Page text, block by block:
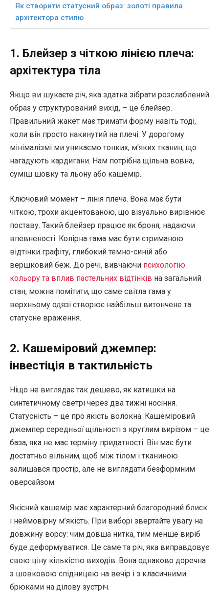
Як створити статусний образ: золоті правила
архітектора стилю
1. Блейзер з чіткою лінією плеча:
архітектура тіла
Якщо ви шукаєте річ, яка здатна зібрати розслаблений
образ у структурований вихід, – це блейзер.
Правильний жакет має тримати форму навіть тоді,
коли він просто накинутий на плечі. У дорогому
мінімалізмі ми уникаємо тонких, м’яких тканин, що
нагадують кардигани. Нам потрібна щільна вовна,
суміш шовку та льону або кашемір.
Ключовий момент – лінія плеча. Вона має бути
чіткою, трохи акцентованою, що візуально вирівнює
поставу. Такий блейзер працює як броня, надаючи
впевненості. Колірна гама має бути стриманою:
відтінки графіту, глибокий темно-синій або
вершковий беж. До речі, вивчаючи психологію
кольору та вплив пастельних відтінків на загальний
стан, можна помітити, що саме світла гама у
верхньому одязі створює найбільш витончене та
статусне враження.
2. Кашеміровий джемпер:
інвестіція в тактильність
Ніщо не виглядає так дешево, як катишки на
синтетичному светрі через два тижні носіння.
Статусність – це про якість волокна. Кашеміровий
джемпер середньої щільності з круглим вирізом – це
база, яка не має терміну придатності. Він має бути
достатньо вільним, щоб між тілом і тканиною
залишався простір, але не виглядати безформним
оверсайзом.
Якісний кашемір має характерний благородний блиск
і неймовірну м’якість. При виборі звертайте увагу на
довжину ворсу: чим довша нитка, тим менше виріб
буде деформуватися. Це саме та річ, яка виправдовує
свою ціну кількістю виходів. Вона однаково доречна
з шовковою спідницею на вечір і з класичними
брюками на ділову зустріч.